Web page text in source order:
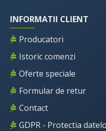
INFORMATII CLIENT
Producatori
Istoric comenzi
Oferte speciale
Formular de retur
Contact
GDPR - Protectia